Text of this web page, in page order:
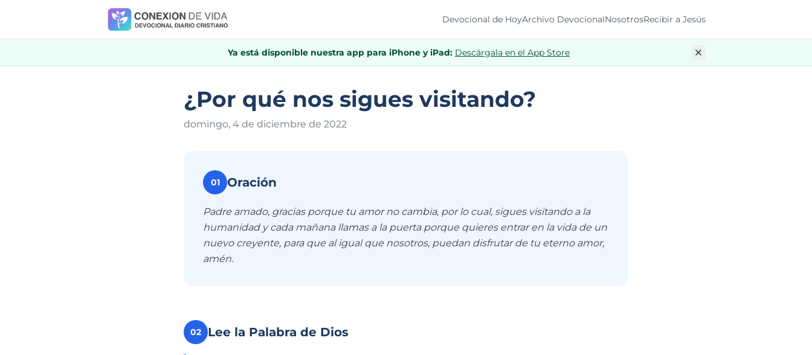
Devocional de HoyArchivo DevocionalNosotrosRecibir a Jesús
Ya está disponible nuestra app para iPhone y iPad: Descárgala en el App Store
¿Por qué nos sigues visitando?
domingo, 4 de diciembre de 2022
01 Oración
Padre amado, gracias porque tu amor no cambia, por lo cual, sigues visitando a la
humanidad y cada mañana llamas a la puerta porque quieres entrar en la vida de un
nuevo creyente, para que al igual que nosotros, puedan disfrutar de tu eterno amor,
amén.
02 Lee la Palabra de Dios